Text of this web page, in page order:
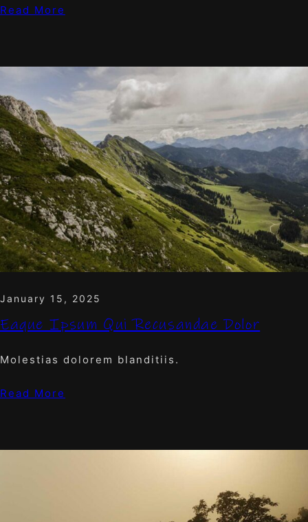
Read More
January 15, 2025
Eaque Ipsum Qui Recusandae Dolor
Molestias dolorem blanditiis.
Read More